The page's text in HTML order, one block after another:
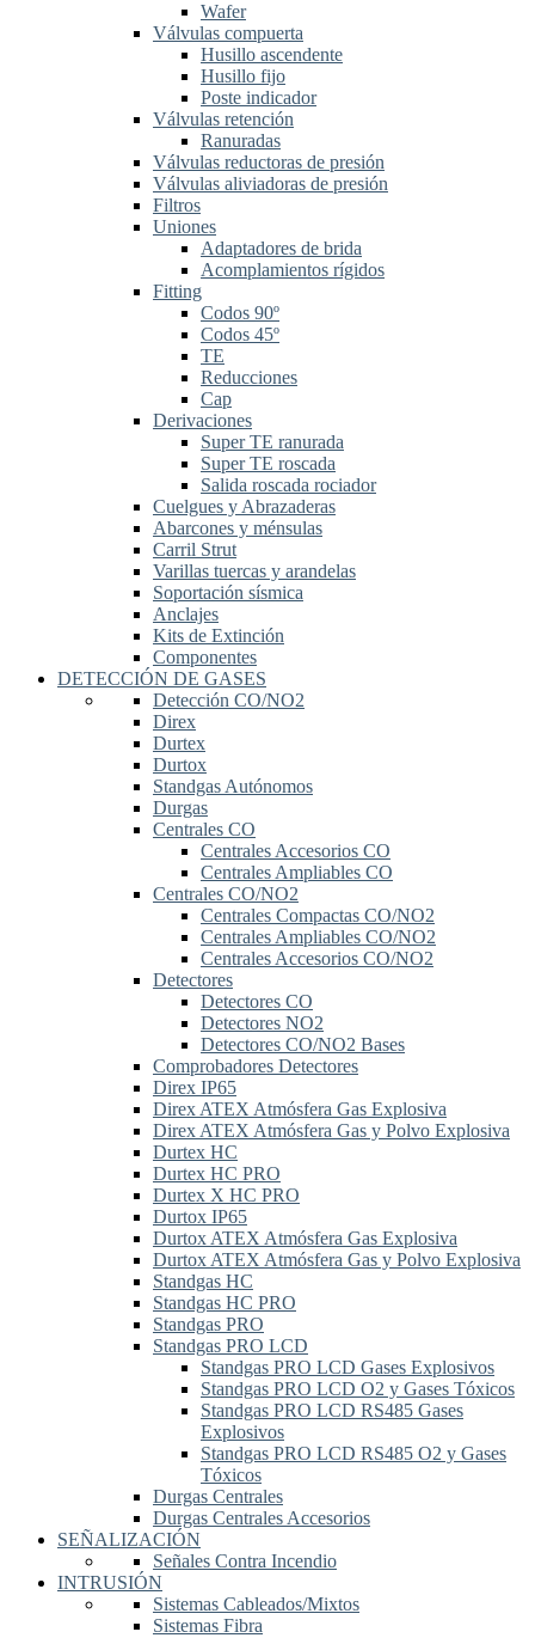
Wafer
Válvulas compuerta
Husillo ascendente
Husillo fijo
Poste indicador
Válvulas retención
Ranuradas
Válvulas reductoras de presión
Válvulas aliviadoras de presión
Filtros
Uniones
Adaptadores de brida
Acomplamientos rígidos
Fitting
Codos 90º
Codos 45º
TE
Reducciones
Cap
Derivaciones
Super TE ranurada
Super TE roscada
Salida roscada rociador
Cuelgues y Abrazaderas
Abarcones y ménsulas
Carril Strut
Varillas tuercas y arandelas
Soportación sísmica
Anclajes
Kits de Extinción
Componentes
DETECCIÓN DE GASES
Detección CO/NO2
Direx
Durtex
Durtox
Standgas Autónomos
Durgas
Centrales CO
Centrales Accesorios CO
Centrales Ampliables CO
Centrales CO/NO2
Centrales Compactas CO/NO2
Centrales Ampliables CO/NO2
Centrales Accesorios CO/NO2
Detectores
Detectores CO
Detectores NO2
Detectores CO/NO2 Bases
Comprobadores Detectores
Direx IP65
Direx ATEX Atmósfera Gas Explosiva
Direx ATEX Atmósfera Gas y Polvo Explosiva
Durtex HC
Durtex HC PRO
Durtex X HC PRO
Durtox IP65
Durtox ATEX Atmósfera Gas Explosiva
Durtox ATEX Atmósfera Gas y Polvo Explosiva
Standgas HC
Standgas HC PRO
Standgas PRO
Standgas PRO LCD
Standgas PRO LCD Gases Explosivos
Standgas PRO LCD O2 y Gases Tóxicos
Standgas PRO LCD RS485 Gases
Explosivos
Standgas PRO LCD RS485 O2 y Gases
Tóxicos
Durgas Centrales
Durgas Centrales Accesorios
SEÑALIZACIÓN
Señales Contra Incendio
INTRUSIÓN
Sistemas Cableados/Mixtos
Sistemas Fibra